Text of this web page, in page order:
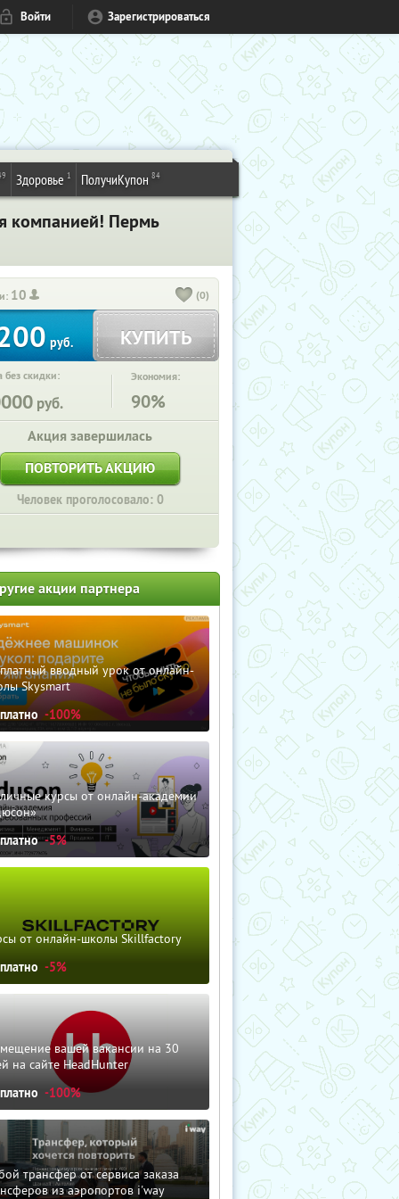
Войти Зарегистрироваться
Здоровье 1 ПолучиКупон 84
компанией! Пермь
10 (0)
руб. КУПИТЬ
без скидки:
руб.
Экономия:
90%
Акция завершилась
ПОВТОРИТЬ АКЦИЮ
Человек проголосовало: 0
акции партнера
вводный урок от онлайн-
Skysmart
-100%
курсы от онлайн-академии
-5%
от онлайн-школы Skillfactory
-5%
вашей вакансии на 30
на сайте HeadHunter
-100%
трансфер от сервиса заказа
из аэропортов i'way